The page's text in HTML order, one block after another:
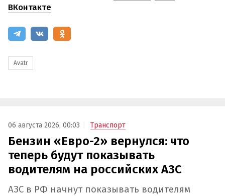
ВКонтакте
Avatr
06 августа 2026, 00:03 Транспорт
Бензин «Евро-2» вернулся: что
теперь будут показывать
водителям на российских АЗС
АЗС в РФ начнут показывать водителям